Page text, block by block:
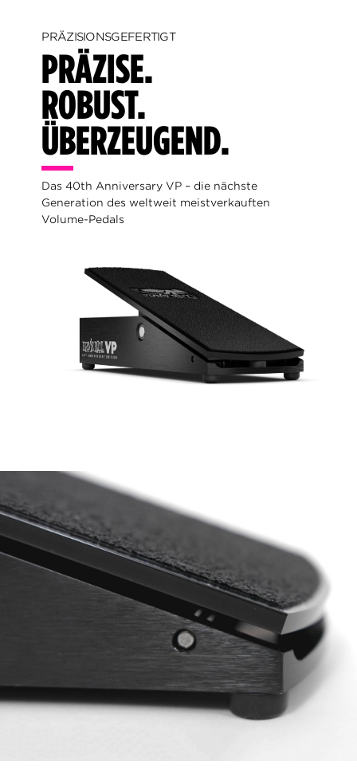
PRÄZISIONSGEFERTIGT
PRÄZISE.
ROBUST.
ÜBERZEUGEND.
Das 40th Anniversary VP – die nächste
Generation des weltweit meistverkauften
Volume-Pedals